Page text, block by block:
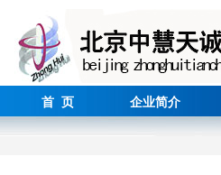
首 页 企业简介